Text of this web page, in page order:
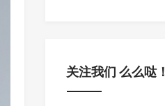
关注我们 么么哒！